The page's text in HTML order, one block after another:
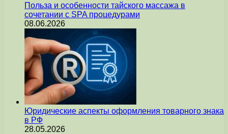
Польза и особенности тайского массажа в
сочетании с SPA процедурами
08.06.2026
Юридические аспекты оформления товарного знака
в РФ
28.05.2026